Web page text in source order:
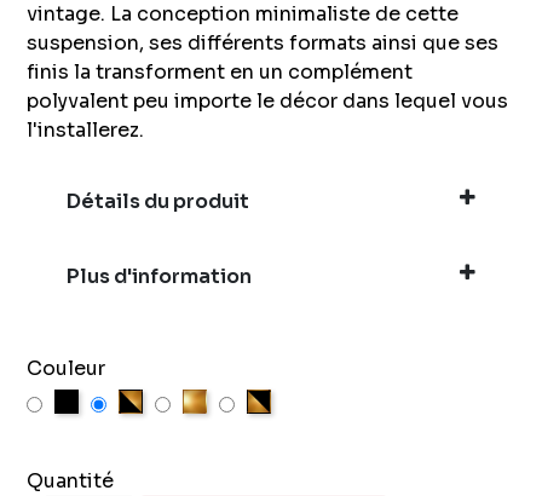
vintage. La conception minimaliste de cette
suspension, ses différents formats ainsi que ses
finis la transforment en un complément
polyvalent peu importe le décor dans lequel vous
l'installerez.
Détails du produit
Plus d'information
Couleur
Noir
Noir et Or
Or Or et Noir
Quantité